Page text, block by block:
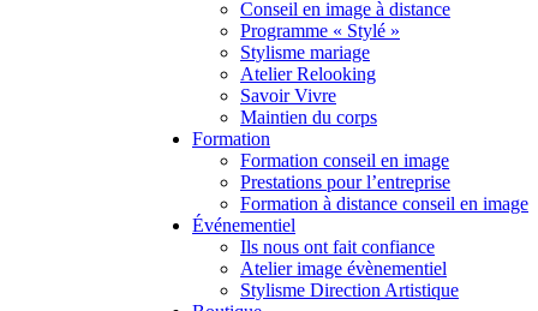
Conseil en image à distance
Programme « Stylé »
Stylisme mariage
Atelier Relooking
Savoir Vivre
Maintien du corps
Formation
Formation conseil en image
Prestations pour l’entreprise
Formation à distance conseil en image
Événementiel
Ils nous ont fait confiance
Atelier image évènementiel
Stylisme Direction Artistique